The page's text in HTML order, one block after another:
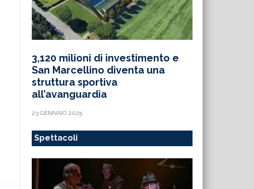
3,120 milioni di investimento e
San Marcellino diventa una
struttura sportiva
all’avanguardia
23 GENNAIO 2025
Spettacoli